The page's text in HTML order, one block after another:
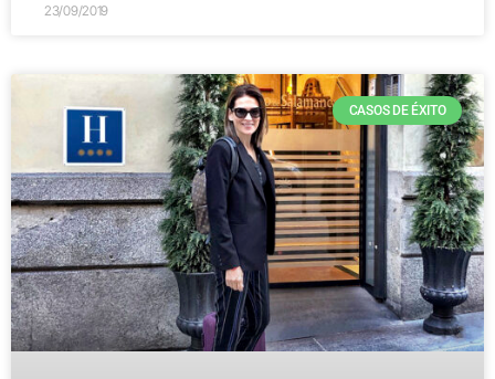
23/09/2019
CASOS DE ÉXITO